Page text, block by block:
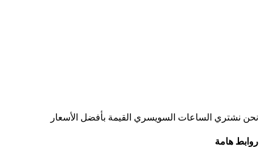
نحن نشتري الساعات السويسري القيمة بأفضل الأسعار
روابط هامة